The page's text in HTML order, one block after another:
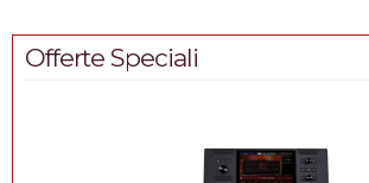
Offerte Speciali